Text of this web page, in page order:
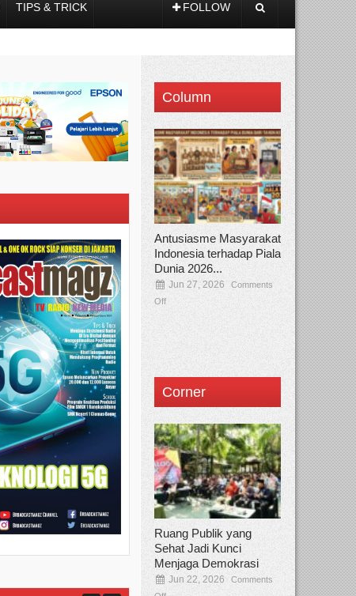
TIPS & TRICK FOLLOW
Column
Antusiasme Masyarakat
Indonesia terhadap Piala
Dunia 2026...
Jun 27, 2026
Comments
Off
Corner
Ruang Publik yang
Sehat Jadi Kunci
Menjaga Demokrasi
Jun 22, 2026
Comments